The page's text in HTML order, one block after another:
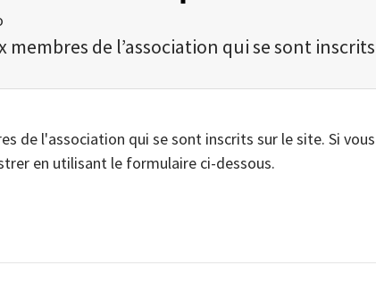
membres de l’association qui se sont
de l'association qui se sont inscrits sur le site. Si
en utilisant le formulaire ci-dessous.